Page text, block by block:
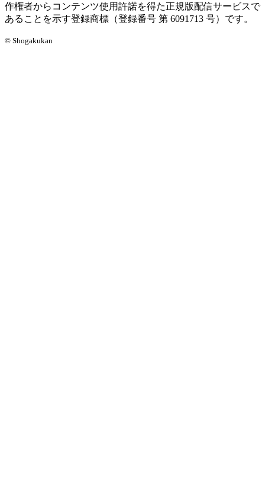
作権者からコンテンツ使用許諾を得た正規版配信サービスで
あることを示す登録商標（登録番号 第 6091713 号）です。
© Shogakukan